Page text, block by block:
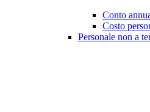
Conto
Costo
Personale non a